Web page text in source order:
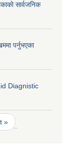
सार्वजनिक
पर्नुभएका
Diagnistic
»